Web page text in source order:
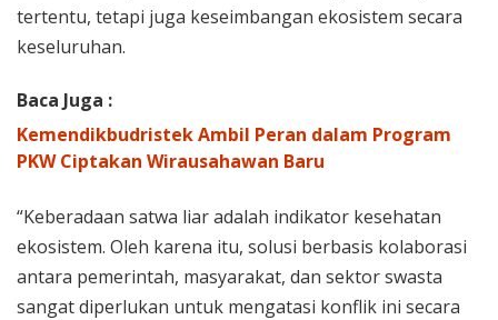
tertentu, tetapi juga keseimbangan ekosistem secara
keseluruhan.
Baca Juga :
Kemendikbudristek Ambil Peran dalam Program
PKW Ciptakan Wirausahawan Baru
“Keberadaan satwa liar adalah indikator kesehatan
ekosistem. Oleh karena itu, solusi berbasis kolaborasi
antara pemerintah, masyarakat, dan sektor swasta
sangat diperlukan untuk mengatasi konflik ini secara